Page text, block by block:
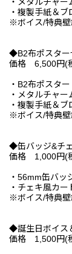
・メタルチャー
・複製手紙＆ブ
※ボイス/特典壁
◆B2布ポスタ
価格 6,500円(
・B2布ポスター
・メタルチャー
・複製手紙＆ブ
※ボイス/特典壁
◆缶バッジ&チ
価格 1,000円(
・56mm缶バッ
・チェキ風カー
※ボイス/特典壁
◆誕生日ボイス
価格 1,500円(